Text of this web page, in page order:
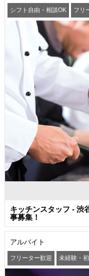
シフト自由・相談OK フリ
髪型・髪色自由 服装自由
キッチンスタッフ - 渋
事募集！
アルバイト
フリーター歓迎 未経験・
オープニングスタッフ